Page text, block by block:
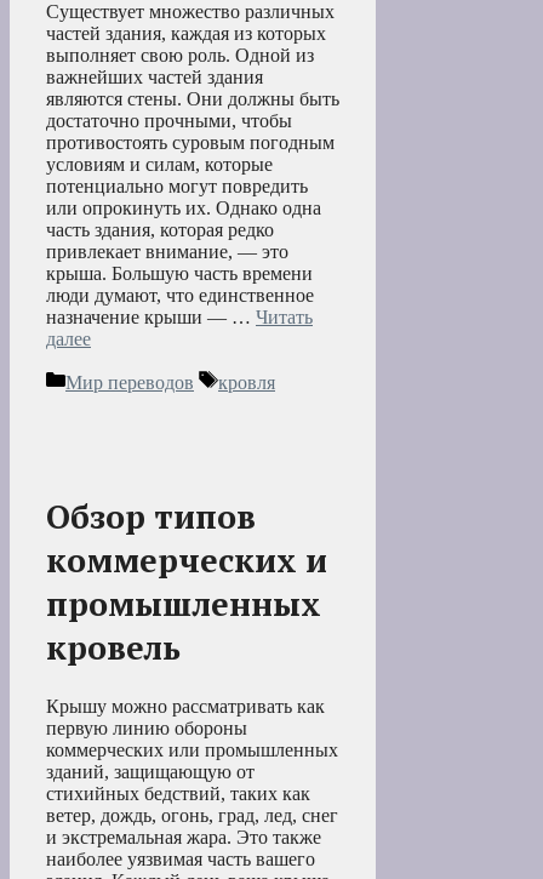
Существует множество различных
частей здания, каждая из которых
выполняет свою роль. Одной из
важнейших частей здания
являются стены. Они должны быть
достаточно прочными, чтобы
противостоять суровым погодным
условиям и силам, которые
потенциально могут повредить
или опрокинуть их. Однако одна
часть здания, которая редко
привлекает внимание, — это
крыша. Большую часть времени
люди думают, что единственное
назначение крыши — … Читать
далее
Рубрики
Мир переводов Метки
кровля
Обзор типов
коммерческих и
промышленных
кровель
Крышу можно рассматривать как
первую линию обороны
коммерческих или промышленных
зданий, защищающую от
стихийных бедствий, таких как
ветер, дождь, огонь, град, лед, снег
и экстремальная жара. Это также
наиболее уязвимая часть вашего